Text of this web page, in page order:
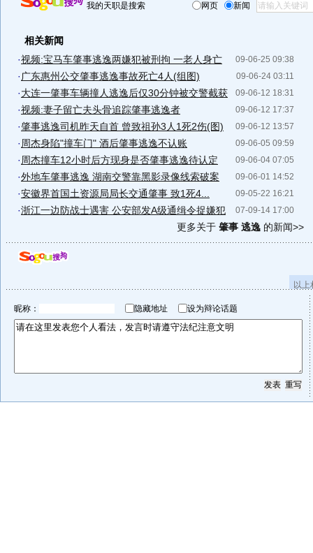
我的天职是搜索 网页 新闻
相关新闻
09-06-25 09:38
·视频:宝马车肇事逃逸两嫌犯被刑拘 一老人身亡
09-06-24 03:11
· 广东惠州公交肇事逃逸事故死亡4人(组图)
09-06-12 18:31
·大连一肇事车辆撞人逃逸后仅30分钟被交警截获
09-06-12 17:37
·视频:妻子留亡夫头骨追踪肇事逃逸者
09-06-12 13:57
·肇事逃逸司机昨天自首 曾致祖孙3人1死2伤(图)
09-06-05 09:59
· 周杰身陷"撞车门" 酒后肇事逃逸不认账
09-06-04 07:05
· 周杰撞车12小时后方现身是否肇事逃逸待认定
09-06-01 14:52
·外地车肇事逃逸 湖南交警靠黑影录像线索破案
09-05-22 16:21
·安徽界首国土资源局局长交通肇事 致1死4...
07-09-14 17:00
·浙江一边防战士遇害 公安部发A级通缉令捉嫌犯
更多关于 肇事 逃逸 的新闻>>
以
昵称： 隐藏地址 设为辩论话题